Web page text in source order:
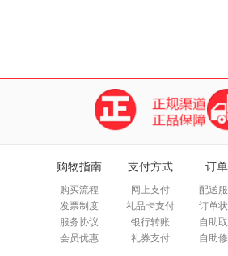
购物指南
购买流程
发票制度
服务协议
会员优惠
支付方式
网上支付
礼品卡支付
银行转账
礼券支付
订
配送
订单
自助
自助